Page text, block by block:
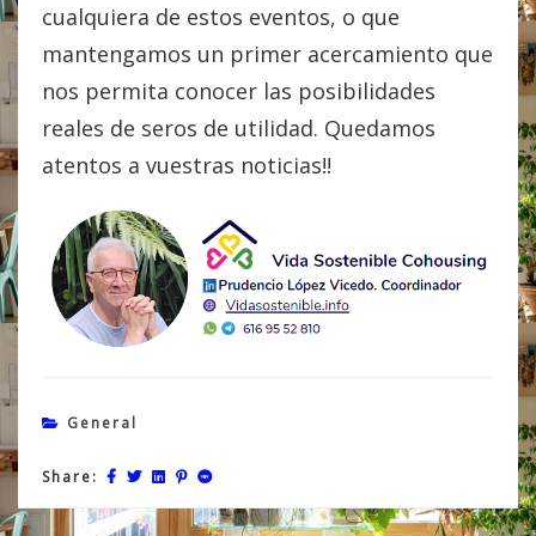
cualquiera de estos eventos, o que
mantengamos un primer acercamiento que
nos permita conocer las posibilidades
reales de seros de utilidad. Quedamos
atentos a vuestras noticias!!
General
Share: